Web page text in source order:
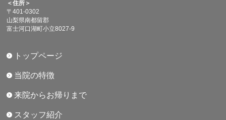
＜住所＞
〒401-0302
山梨県南都留郡
富士河口湖町小立8027-9
トップページ
当院の特徴
来院からお帰りまで
スタッフ紹介